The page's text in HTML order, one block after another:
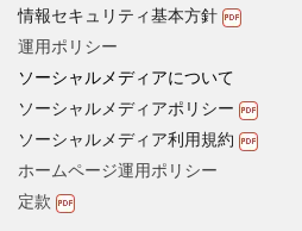
情報セキュリティ基本方針
運用ポリシー
ソーシャルメディアについて
ソーシャルメディアポリシー
ソーシャルメディア利用規約
ホームページ運用ポリシー
定款